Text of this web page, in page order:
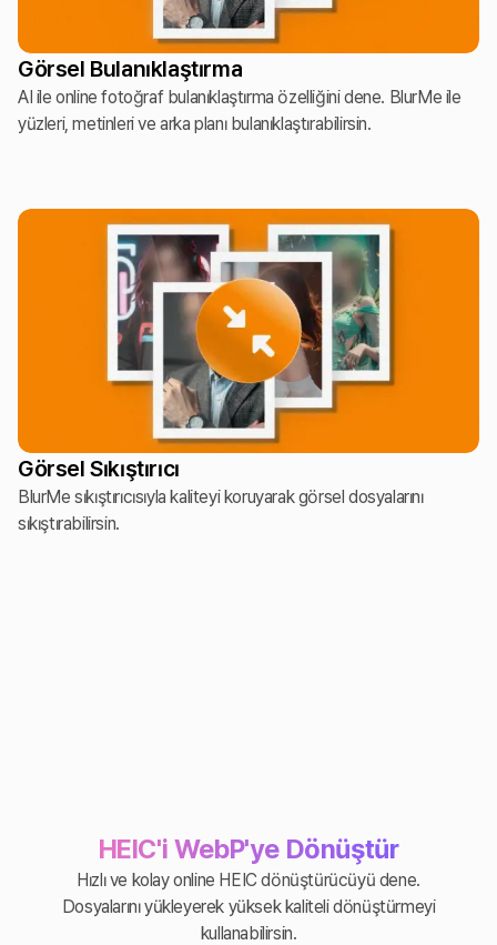
Görsel Bulanıklaştırma
AI ile online fotoğraf bulanıklaştırma özelliğini dene. BlurMe ile
yüzleri, metinleri ve arka planı bulanıklaştırabilirsin.
Görsel Sıkıştırıcı
BlurMe sıkıştırıcısıyla kaliteyi koruyarak görsel dosyalarını
sıkıştırabilirsin.
HEIC'i WebP'ye Dönüştür
Hızlı ve kolay online HEIC dönüştürücüyü dene.
Dosyalarını yükleyerek yüksek kaliteli dönüştürmeyi
kullanabilirsin.